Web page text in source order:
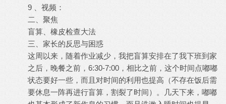
9 、视频：
二、聚焦
盲算、橡皮检查大法
三、家长的反思与困惑
这周以来，随着作业减少，我把盲算安排在了我下班到家
之后，晚餐之前，6:30-7:00，相比之前，这个时间点嘟嘟
状态要好一些，而且对时间的利用也提高（不存在饭后需
要休息一阵再进行盲算，割裂了时间）。几天下来，嘟嘟